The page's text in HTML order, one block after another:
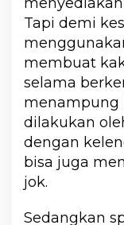
Tapi demi
membuat
selama
menampung
dilakukan
dengan
bisa juga
jok.
Sedangkan